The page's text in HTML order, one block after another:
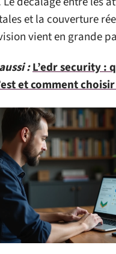
et la couverture
vient en grande
:L’edr security :
et comment choisir